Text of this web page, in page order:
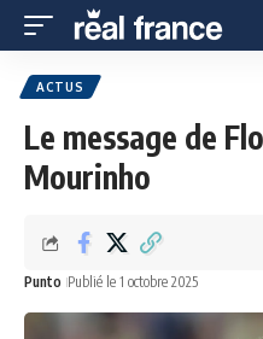
ACTUS
Le message de
Mourinho
Punto Publié le 1 octobre 2025